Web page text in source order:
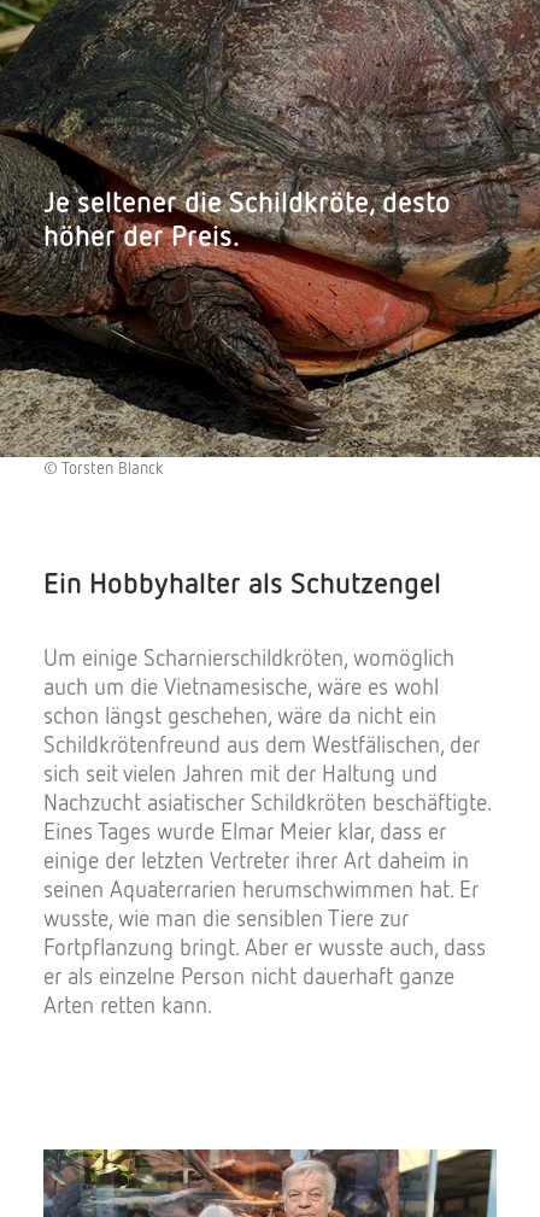
Je seltener die Schildkröte, desto
höher der Preis.
© Torsten Blanck
Ein Hobbyhalter als Schutzengel
Um einige Scharnierschildkröten, womöglich
auch um die Vietnamesische, wäre es wohl
schon längst geschehen, wäre da nicht ein
Schildkrötenfreund aus dem Westfälischen, der
sich seit vielen Jahren mit der Haltung und
Nachzucht asiatischer Schildkröten beschäftigte.
Eines Tages wurde Elmar Meier klar, dass er
einige der letzten Vertreter ihrer Art daheim in
seinen Aquaterrarien herumschwimmen hat. Er
wusste, wie man die sensiblen Tiere zur
Fortpflanzung bringt. Aber er wusste auch, dass
er als einzelne Person nicht dauerhaft ganze
Arten retten kann.